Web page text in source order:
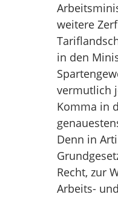
weitere
in den
vermutlich
Komma in
Denn in
Recht, zur
Arbeits-